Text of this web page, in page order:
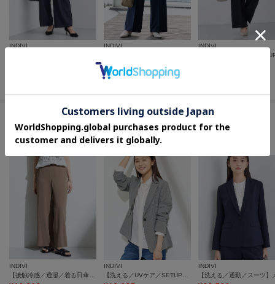
INDIVI
INDIVI
¥17,600
INDIVI
この商品を見た人はコチラの商品も
チェックしています
INDIVI
INDIVI
INDIVI